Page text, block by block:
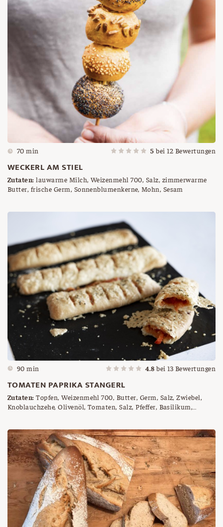
70 min 5 bei12 Bewertungen
WECKERL AM STIEL
Zutaten: lauwarme Milch, Weizenmehl 700, Salz, zimmerwarme
Butter, frische Germ, Sonnenblumenkerne, Mohn, Sesam
90 min 4.8 bei13 Bewertungen
TOMATEN PAPRIKA STANGERL
Zutaten: Topfen, Weizenmehl 700, Butter, Germ, Salz, Zwiebel,
Knoblauchzehe, Olivenöl, Tomaten, Salz, Pfeffer, Basilikum,